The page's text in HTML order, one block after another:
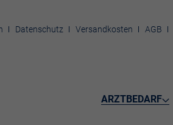
Datenschutz Versandkosten AGB
ARZTBEDARF